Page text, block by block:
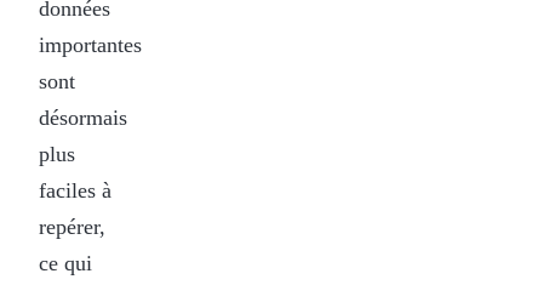
données
importantes
sont
désormais
plus
faciles à
repérer,
ce qui